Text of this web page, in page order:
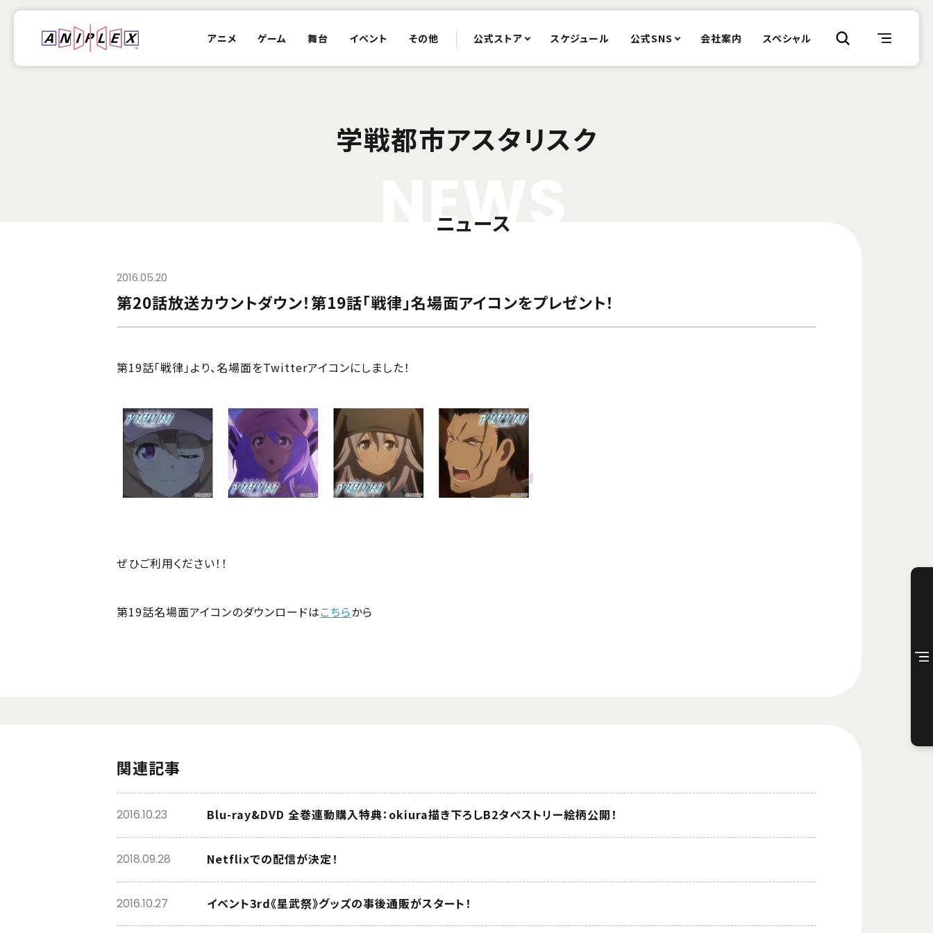
アニメ ゲーム 舞台 イベント その他 公式ストア スケジュール 公式SNS 会社案内 スペシャル
学戦都市アスタリスク
EW
ニュース
2016.05.20
第20話放送カウントダウン！第19話「戦律」名場面アイコンをプレゼント！
第19話「戦律」より、名場面をTwitterアイコンにしました！
ぜひご利用ください！！
第19話名場面アイコンのダウンロードはこちらから
関連記事
Blu-ray&DVD 全巻連動購入特典：okiura描き下ろしB2タペストリー絵柄公開！
2016.10.23
Netflixでの配信が決定！
2018.09.28
イベント3rd《星武祭》グッズの事後通販がスタート！
2016.10.27